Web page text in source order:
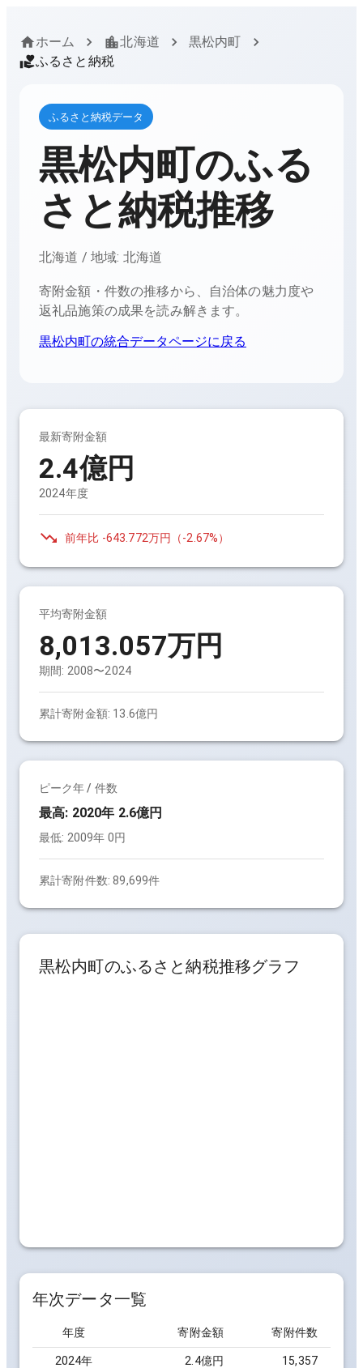
ホーム 北海道
黒松内町
ふるさと納税
ふるさと納税データ
黒松内町のふる
さと納税推移
北海道 / 地域: 北海道
寄附金額・件数の推移から、自治体の魅力度や
返礼品施策の成果を読み解きます。
黒松内町の統合データページに戻る
最新寄附金額
2.4億円
2024年度
前年比 -643.772万円 （-2.67%）
平均寄附金額
8,013.057万円
期間: 2008〜2024
累計寄附金額: 13.6億円
ピーク年 / 件数
最高: 2020年 2.6億円
最低: 2009年 0円
累計寄附件数:89,699件
黒松内町のふるさと納税推移グラフ
年次データ一覧
年度 寄附金額 寄附件数
2024年 2.4億円 15,357